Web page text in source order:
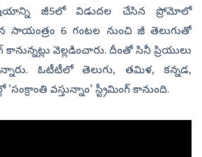
జీ5లో విడుదల చేసిన ప్రోమోలో
సాయంత్రం 6 గంటల నుంచి జీ తెలుగుతో
వెల్లడించారు. దీంతో సినీ ప్రియులు
ఓటీటీలో తెలుగు, తమిళ, కన్నడ,
వస్తున్నాం' స్ట్రీమింగ్ కానుంది.